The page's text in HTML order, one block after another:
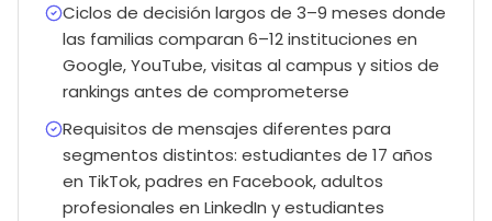
Ciclos de decisión largos de 3–9 meses donde
las familias comparan 6–12 instituciones en
Google, YouTube, visitas al campus y sitios de
rankings antes de comprometerse
Requisitos de mensajes diferentes para
segmentos distintos: estudiantes de 17 años
en TikTok, padres en Facebook, adultos
profesionales en LinkedIn y estudiantes